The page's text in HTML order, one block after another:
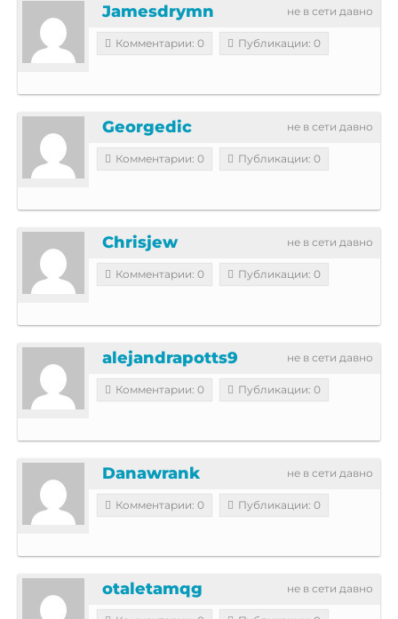
не в сети давно
Jamesdrymn
Комментарии: 0 Публикации: 0
не в сети давно
Georgedic
Комментарии: 0 Публикации: 0
не в сети давно
Chrisjew
Комментарии: 0 Публикации: 0
не в сети давно
alejandrapotts9
Комментарии: 0 Публикации: 0
не в сети давно
Danawrank
Комментарии: 0 Публикации: 0
не в сети давно
otaletamqg